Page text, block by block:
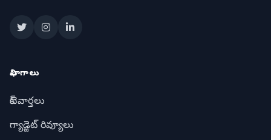
విభాగాలు
టెక్ వార్తలు
గ్యాడ్జెట్ రివ్యూలు